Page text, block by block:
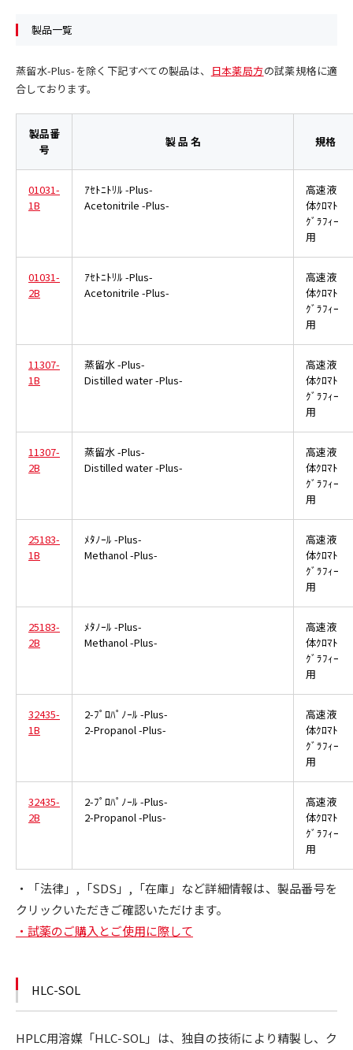
製品一覧
蒸留水-Plus-を除く下記すべての製品は、 日本薬局方の試薬規格に適
合しております。
製品番
号
製 品 名 規格
01031-
1B
ｱｾﾄﾆﾄﾘﾙ -Plus-
Acetonitrile -Plus-
高速液
体ｸﾛﾏﾄ
ｸﾞﾗﾌｨｰ
用
01031-
2B
ｱｾﾄﾆﾄﾘﾙ -Plus-
Acetonitrile -Plus-
高速液
体ｸﾛﾏﾄ
ｸﾞﾗﾌｨｰ
用
11307-
1B
蒸留水 -Plus-
Distilled water -Plus-
高速液
体ｸﾛﾏﾄ
ｸﾞﾗﾌｨｰ
用
11307-
2B
蒸留水 -Plus-
Distilled water -Plus-
高速液
体ｸﾛﾏﾄ
ｸﾞﾗﾌｨｰ
用
25183-
1B
ﾒﾀﾉｰﾙ -Plus-
Methanol -Plus-
高速液
体ｸﾛﾏﾄ
ｸﾞﾗﾌｨｰ
用
25183-
2B
ﾒﾀﾉｰﾙ -Plus-
Methanol -Plus-
高速液
体ｸﾛﾏﾄ
ｸﾞﾗﾌｨｰ
用
32435-
1B
2-ﾌﾟﾛﾊﾟﾉｰﾙ -Plus-
2-Propanol -Plus-
高速液
体ｸﾛﾏﾄ
ｸﾞﾗﾌｨｰ
用
32435-
2B
2-ﾌﾟﾛﾊﾟﾉｰﾙ -Plus-
2-Propanol -Plus-
高速液
体ｸﾛﾏﾄ
ｸﾞﾗﾌｨｰ
用
・「法律」,「SDS」,「在庫」など詳細情報は、製品番号を
クリックいただきご確認いただけます。
・試薬のご購入とご使用に際して
HLC-SOL
HPLC用溶媒「HLC-SOL」は、独自の技術により精製し、ク